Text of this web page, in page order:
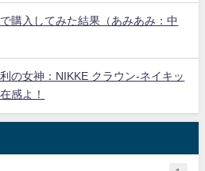
購入してみた結果（あみあみ：中
の女神：NIKKE クラウン-ネイキッ
感よ！